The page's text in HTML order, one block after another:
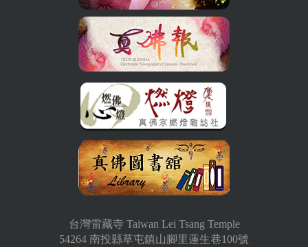
台灣雷藏寺 Taiwan Lei Tsang Temple
54264 南投縣草屯鎮山腳里蓮生巷100號